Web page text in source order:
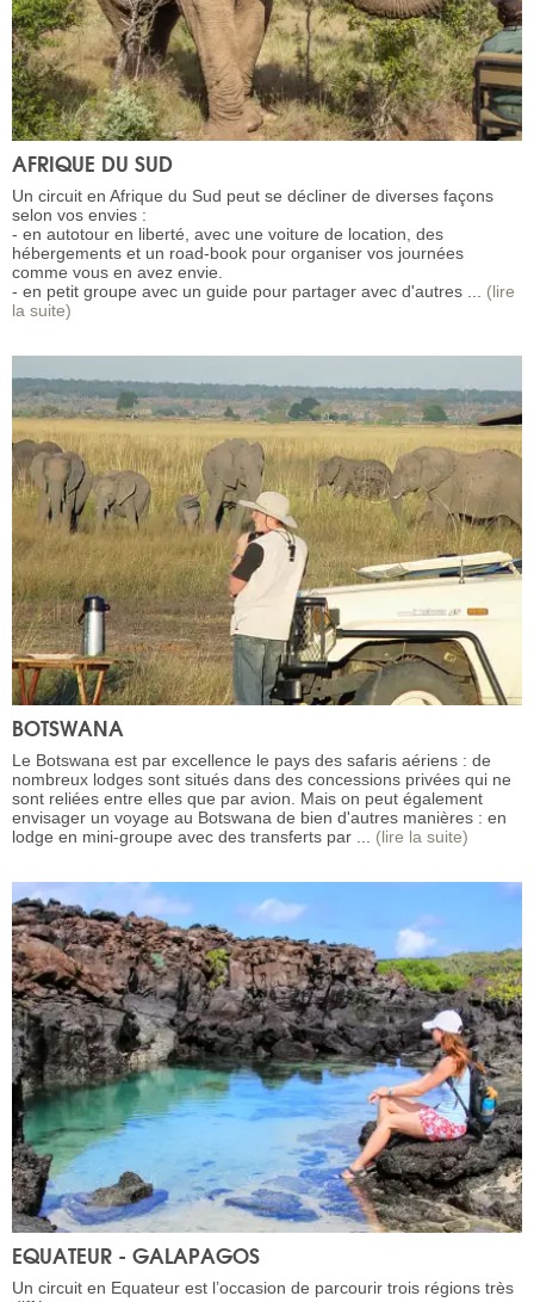
AFRIQUE DU SUD
Un circuit en Afrique du Sud peut se décliner de diverses façons
selon vos envies :
- en autotour en liberté, avec une voiture de location, des
hébergements et un road-book pour organiser vos journées
comme vous en avez envie.
- en petit groupe avec un guide pour partager avec d'autres ... (lire
la suite)
BOTSWANA
Le Botswana est par excellence le pays des safaris aériens : de
nombreux lodges sont situés dans des concessions privées qui ne
sont reliées entre elles que par avion. Mais on peut également
envisager un voyage au Botswana de bien d'autres manières : en
lodge en mini-groupe avec des transferts par ... (lire la suite)
EQUATEUR - GALAPAGOS
Un circuit en Equateur est l’occasion de parcourir trois régions très